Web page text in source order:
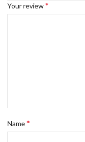
Your review*
Name*